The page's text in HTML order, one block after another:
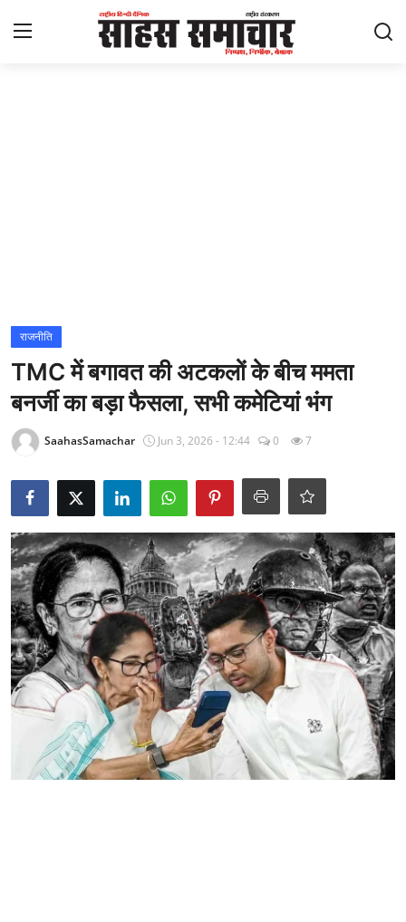
राज्य
अंतराष्ट्रीय
Epaper
धर्म
लाइफस्टाइल
टेक
राजनीति
TMC में बगावत की अटकलों के बीच ममता
बनर्जी का बड़ा फैसला, सभी कमेटियां भंग
SaahasSamachar Jun 3, 2026 - 12:44 0 7